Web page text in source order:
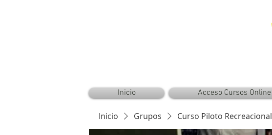
Inicio Acceso Cursos Online
Inicio Grupos Curso Piloto Recreacional